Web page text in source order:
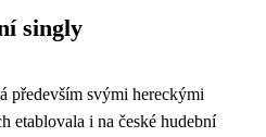
singly
především svými hereckými
etablovala i na české hudební